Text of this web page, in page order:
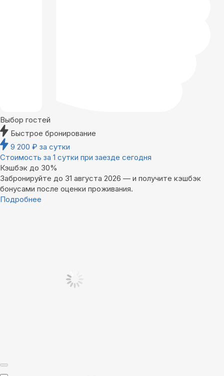
Выбор гостей
Быстрое бронирование
9 200 ₽ за сутки
Стоимость за 1 сутки при заезде сегодня
Кэшбэк до 30%
Забронируйте до 31 августа 2026 — и получите кэшбэк
бонусами после оценки проживания.
Подробнее